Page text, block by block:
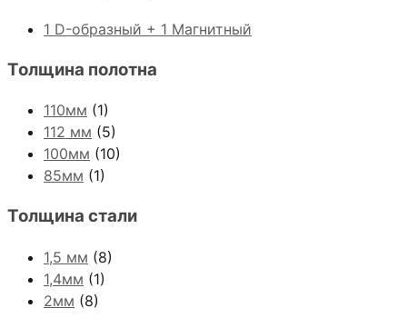
1 D-образный + 1 Магнитный
Толщина полотна
110мм (1)
112 мм (5)
100мм (10)
85мм (1)
Толщина стали
1,5 мм (8)
1,4мм (1)
2мм (8)